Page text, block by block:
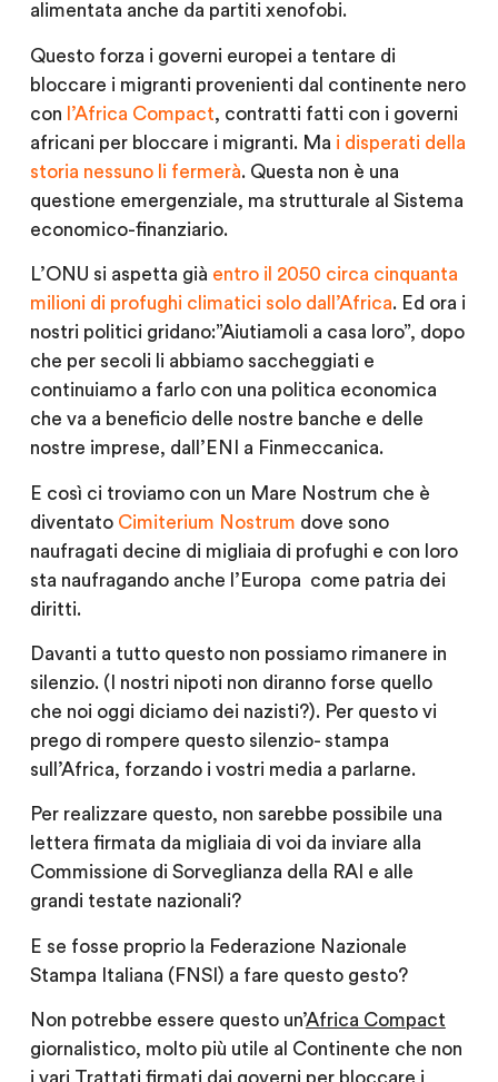
alimentata anche da partiti xenofobi.
Questo forza i governi europei a tentare di
bloccare i migranti provenienti dal continente nero
con l’Africa Compact, contratti fatti con i governi
africani per bloccare i migranti. Ma i disperati della
storia nessuno li fermerà. Questa non è una
questione emergenziale, ma strutturale al Sistema
economico-finanziario.
L’ONU si aspetta già entro il 2050 circa cinquanta
milioni di profughi climatici solo dall’Africa. Ed ora i
nostri politici gridano:”Aiutiamoli a casa loro”, dopo
che per secoli li abbiamo saccheggiati e
continuiamo a farlo con una politica economica
che va a beneficio delle nostre banche e delle
nostre imprese, dall’ENI a Finmeccanica.
E così ci troviamo con un Mare Nostrum che è
diventato Cimiterium Nostrum dove sono
naufragati decine di migliaia di profughi e con loro
sta naufragando anche l’Europa come patria dei
diritti.
Davanti a tutto questo non possiamo rimanere in
silenzio. (I nostri nipoti non diranno forse quello
che noi oggi diciamo dei nazisti?). Per questo vi
prego di rompere questo silenzio- stampa
sull’Africa, forzando i vostri media a parlarne.
Per realizzare questo, non sarebbe possibile una
lettera firmata da migliaia di voi da inviare alla
Commissione di Sorveglianza della RAI e alle
grandi testate nazionali?
E se fosse proprio la Federazione Nazionale
Stampa Italiana (FNSI) a fare questo gesto?
Non potrebbe essere questo un’Africa Compact
giornalistico, molto più utile al Continente che non